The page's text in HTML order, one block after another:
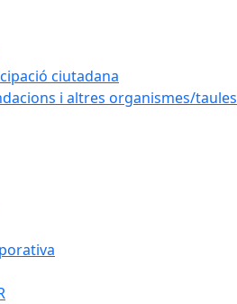
ciutadana
i altres organismes/taules